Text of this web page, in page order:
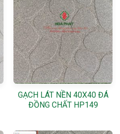
GẠCH LÁT NỀN 40X40 ĐÁ
ĐỒNG CHẤT HP149